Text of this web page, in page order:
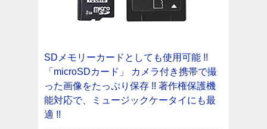
SDメモリーカードとしても使用可能 !!
「microSDカード」
カメラ付き携帯で撮
った画像をたっぷり保存 !! 著作権保護機
能対応で、ミュージックケータイにも最
適 !!